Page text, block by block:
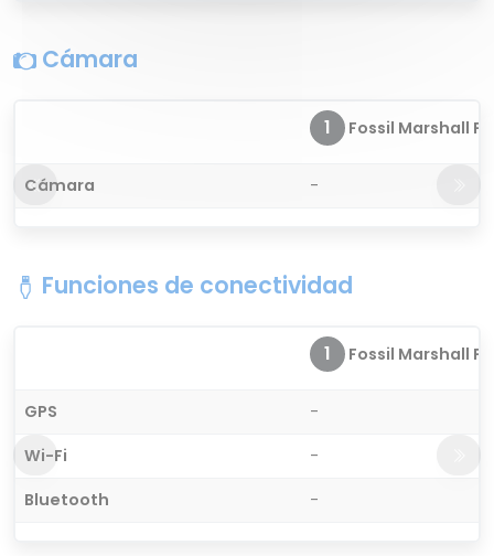
Cámara
1 Fossil Marshall
Cámara -
Funciones de conectividad
1 Fossil Marshall
GPS
-
Wi-Fi
-
Bluetooth
-